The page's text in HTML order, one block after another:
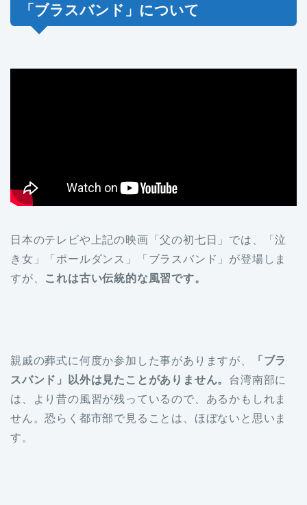
「ブラスバンド」について
日本のテレビや上記の映画「父の初七日」では、「泣
き女」「ポールダンス」「ブラスバンド」が登場しま
すが、 これは古い伝統的な風習です。
親戚の葬式に何度か参加した事がありますが、
「ブラ
スバンド」以外は見たことがありません。 台湾南部に
は、より昔の風習が残っているので、あるかもしれま
せん。恐らく都市部で見ることは、ほぼないと思いま
す。